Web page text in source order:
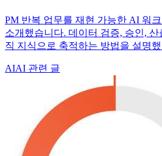
PM 반복 업무를 재현 가능한 AI 워
소개했습니다. 데이터 검증, 승인,
직 지식으로 축적하는 방법을 설명
AIAI 관련 글